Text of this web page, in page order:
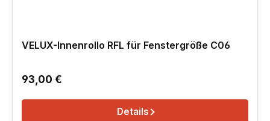
VELUX-Innenrollo RFL für Fenstergröße C06
Regulärer Preis:
93,00 €
Details